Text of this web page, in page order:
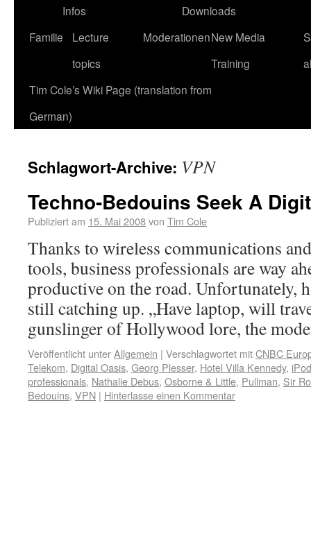
Infos
Downloads
Familie
Lecture
topics
ModerationenNew Media
Training
Tim Cole’s Wiki Page (translation from
German)
Schlagwort-Archive: VPN
Techno-Bedouins Seek A
Publiziert am 15. Mai 2008von Tim Cole
Thanks to wireless communications
tools, business professionals are way
productive on the road. Unfortunately,
still catching up. „Have laptop, will
gunslinger of Hollywood lore, the
Veröffentlicht unterAllgemein | Verschlagwortet mitCNBC
Telekom, Digital Oasis, Georg Plesser, Hotel Villa Kennedy, iPod
professionals, Nathalie Debus, Osborne & Little, Pullman, Sir
Bedouins, VPN | Hinterlasse einen Kommentar